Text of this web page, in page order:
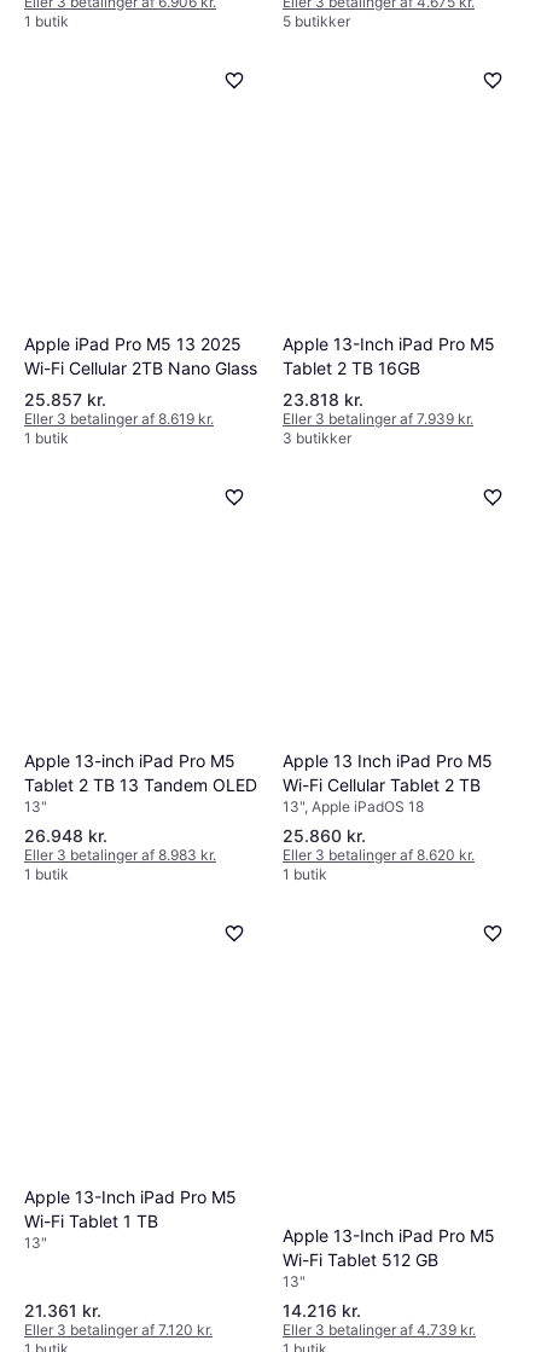
1 butik
5 butikker
Apple iPad Pro M5 13 2025
Wi-Fi Cellular 2TB Nano Glass
25.857 kr.
Eller 3 betalinger af 8.619 kr.
1 butik
Apple 13-Inch iPad Pro M5
Tablet 2 TB 16GB
23.818 kr.
Eller 3 betalinger af 7.939 kr.
3 butikker
Apple 13-inch iPad Pro M5
Tablet 2 TB 13 Tandem OLED
13"
26.948 kr.
Eller 3 betalinger af 8.983 kr.
1 butik
Apple 13 Inch iPad Pro M5
Wi-Fi Cellular Tablet 2 TB
13", Apple iPadOS 18
25.860 kr.
Eller 3 betalinger af 8.620 kr.
1 butik
Apple 13-Inch iPad Pro M5
Wi-Fi Tablet 1 TB
13"
21.361 kr.
Eller 3 betalinger af 7.120 kr.
Apple 13-Inch iPad Pro M5
Wi-Fi Tablet 512 GB
13"
14.216 kr.
Eller 3 betalinger af 4.739 kr.